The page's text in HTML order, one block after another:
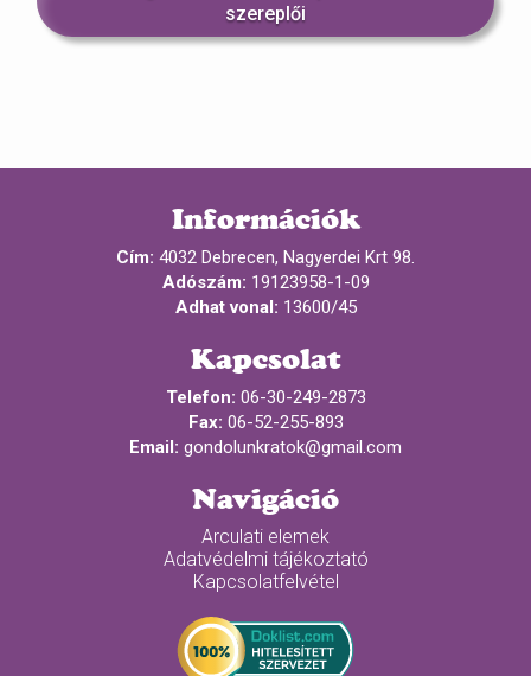
szereplői
Információk
Cím: 4032 Debrecen, Nagyerdei Krt 98.
Adószám: 19123958-1-09
Adhat vonal: 13600/45
Kapcsolat
Telefon: 06-30-249-2873
Fax: 06-52-255-893
Email: gondolunkratok@gmail.com
Navigáció
Arculati elemek
Adatvédelmi tájékoztató
Kapcsolatfelvétel